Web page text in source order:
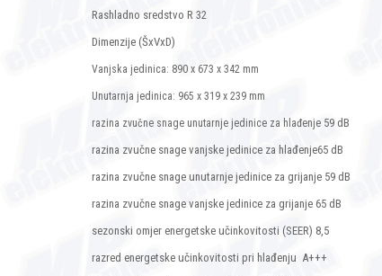
Rashladno sredstvo R 32
Dimenzije (ŠxVxD)
Vanjska jedinica: 890 x 673 x 342 mm
Unutarnja jedinica: 965 x 319 x 239 mm
razina zvučne snage unutarnje jedinice za hlađenje 59 dB
razina zvučne snage vanjske jedinice za hlađenje65 dB
razina zvučne snage unutarnje jedinice za grijanje 59 dB
razina zvučne snage vanjske jedinice za grijanje 65 dB
sezonski omjer energetske učinkovitosti (SEER) 8,5
razred energetske učinkovitosti pri hlađenju A+++